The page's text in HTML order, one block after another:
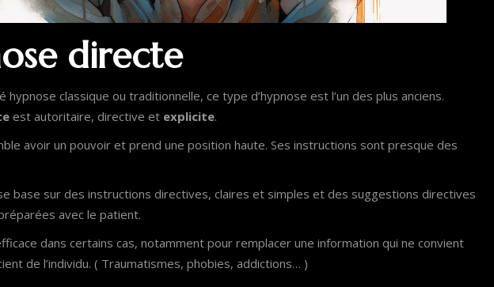
directe
hypnose classique ou traditionnelle, ce type d’hypnose est l’un des plus anciens.
est autoritaire, directive et explicite.
avoir un pouvoir et prend une position haute. Ses instructions sont presque des
base sur des instructions directives, claires et simples et des suggestions directives
avec le patient.
dans certains cas, notamment pour remplacer une information qui ne convient
de l’individu. ( Traumatismes, phobies, addictions… )